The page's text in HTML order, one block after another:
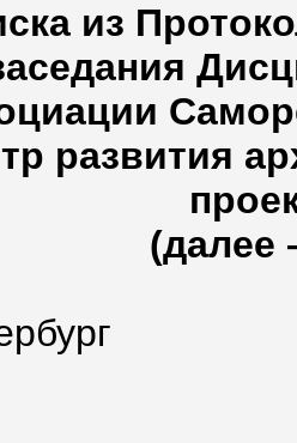
из
развития
(далее